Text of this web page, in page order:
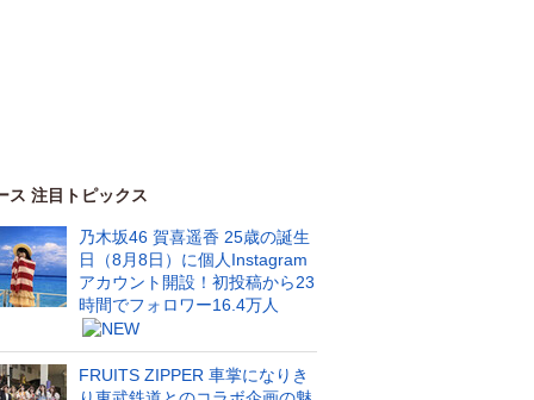
ス 注目トピックス
乃木坂46 賀喜遥香 25歳の誕生
日（8月8日）に個人Instagram
アカウント開設！初投稿から23
時間でフォロワー16.4万人
FRUITS ZIPPER 車掌になりき